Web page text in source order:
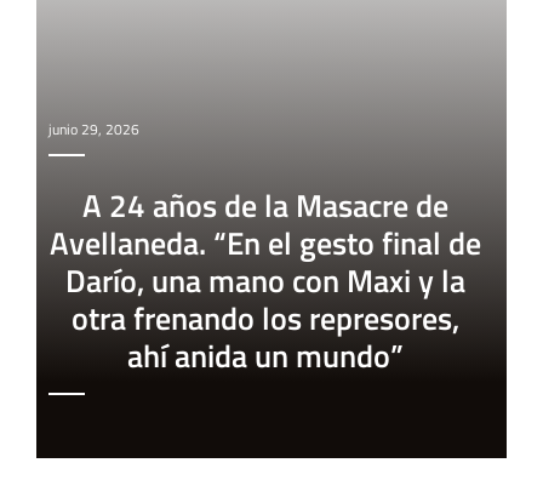
junio 29, 2026
A 24 años de la Masacre de
Avellaneda. “En el gesto final de
Darío, una mano con Maxi y la
otra frenando los represores,
ahí anida un mundo”